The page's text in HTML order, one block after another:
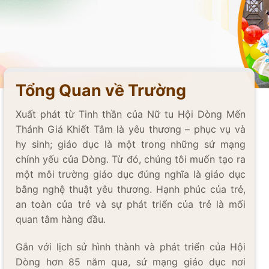
Tổng Quan về Trường
Xuất phát từ Tinh thần của Nữ tu Hội Dòng Mến
Thánh Giá Khiết Tâm là yêu thương – phục vụ và
hy sinh; giáo dục là một trong những sứ mạng
chính yếu của Dòng. Từ đó, chúng tôi muốn tạo ra
một môi trường giáo dục đúng nghĩa là giáo dục
bằng nghệ thuật yêu thương. Hạnh phúc của trẻ,
an toàn của trẻ và sự phát triển của trẻ là mối
quan tâm hàng đầu.
Gắn với lịch sử hình thành và phát triển của Hội
Dòng hơn 85 năm qua, sứ mạng giáo dục nơi